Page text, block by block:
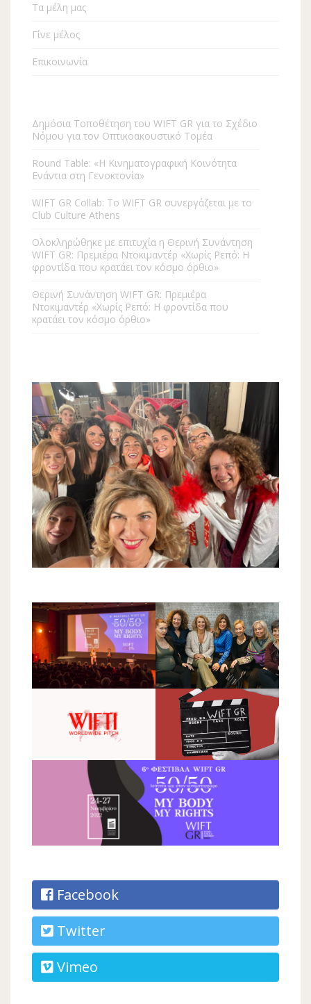
Τα μέλη μας
Γίνε μέλος
Επικοινωνία
Δημόσια Τοποθέτηση του WIFT GR για το Σχέδιο
Νόμου για τον Οπτικοακουστικό Τομέα
Round Table: «Η Kινηματογραφική Κοινότητα
Ενάντια στη Γενοκτονία»
WIFT GR Collab: To WIFT GR συνεργάζεται με το
Club Culture Athens
Ολοκληρώθηκε με επιτυχία η Θερινή Συνάντηση
WIFT GR: Πρεμιέρα Ντοκιμαντέρ «Χωρίς Ρεπό: Η
φροντίδα που κρατάει τον κόσμο όρθιο»
Θερινή Συνάντηση WIFT GR: Πρεμιέρα
Ντοκιμαντέρ «Χωρίς Ρεπό: Η φροντίδα που
κρατάει τον κόσμο όρθιο»
Facebook
Twitter
Vimeo